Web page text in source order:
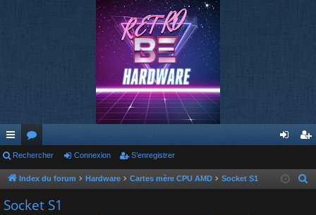
cc
ès
ra
or
u
m
ne nr
Rechercher Connexion S’enregistrer
Index du forum Hardware Cartes mère CPU AMD Socket S1
Socket S1